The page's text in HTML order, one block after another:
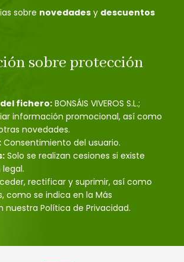
sobre novedades y descuentos
sobre protección
fichero: BONSÁIS VIVEROS S.L.;
información promocional, así como
novedades.
Consentimiento del usuario.
Solo se realizan cesiones si existe
rectificar y suprimir, así como
como se indica en la Más
nuestra Política de Privacidad.